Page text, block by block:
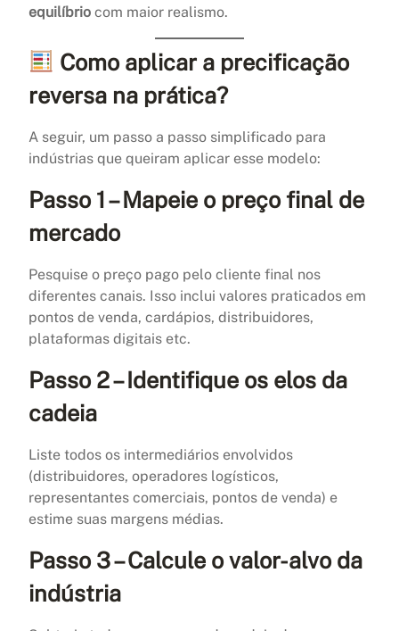
equilíbrio com maior realismo.
Como aplicar a precificação
reversa na prática?
A seguir, um passo a passo simplificado para
indústrias que queiram aplicar esse modelo:
Passo 1 – Mapeie o preço final de
mercado
Pesquise o preço pago pelo cliente final nos
diferentes canais. Isso inclui valores praticados em
pontos de venda, cardápios, distribuidores,
plataformas digitais etc.
Passo 2 – Identifique os elos da
cadeia
Liste todos os intermediários envolvidos
(distribuidores, operadores logísticos,
representantes comerciais, pontos de venda) e
estime suas margens médias.
Passo 3 – Calcule o valor-alvo da
indústria